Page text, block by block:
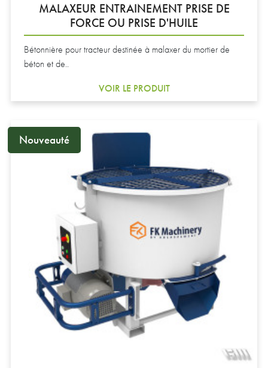
MALAXEUR ENTRAINEMENT PRISE DE
FORCE OU PRISE D'HUILE
Bétonnière pour tracteur destinée à malaxer du mortier de
béton et de..
VOIR LE PRODUIT
Nouveauté